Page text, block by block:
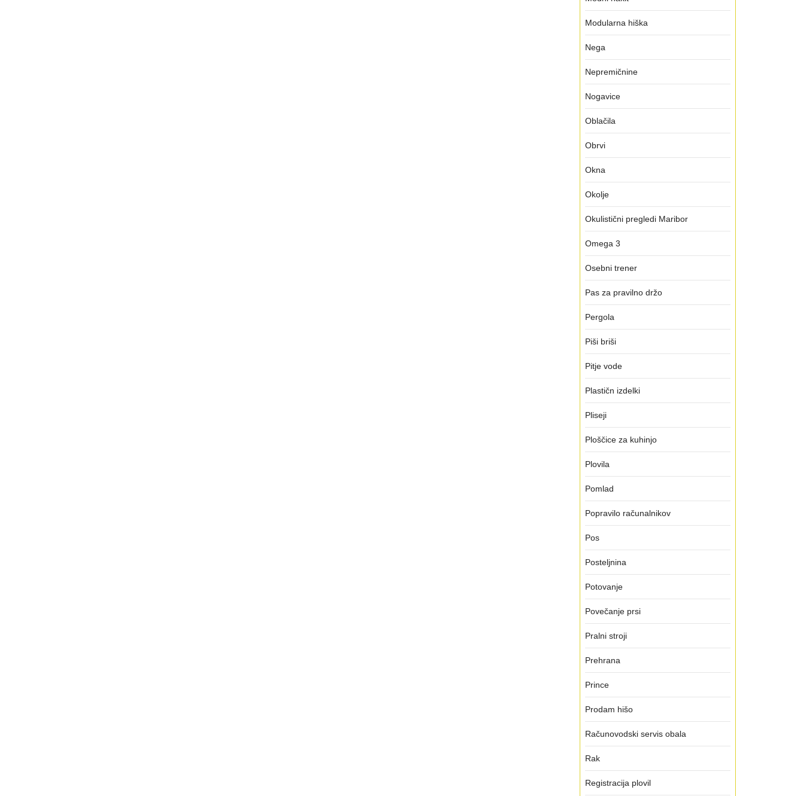
Modularna hiška
Nega
Nepremičnine
Nogavice
Oblačila
Obrvi
Okna
Okolje
Okulistični pregledi Maribor
Omega 3
Osebni trener
Pas za pravilno držo
Pergola
Piši briši
Pitje vode
Plastičn izdelki
Pliseji
Ploščice za kuhinjo
Plovila
Pomlad
Popravilo računalnikov
Pos
Posteljnina
Potovanje
Povečanje prsi
Pralni stroji
Prehrana
Prince
Prodam hišo
Računovodski servis obala
Rak
Registracija plovil